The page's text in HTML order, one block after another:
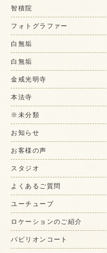
智積院
フォトグラファー
白無垢
白無垢
金戒光明寺
本法寺
※未分類
お知らせ
お客様の声
スタジオ
よくあるご質問
ユーチューブ
ロケーションのご紹介
パビリオンコート